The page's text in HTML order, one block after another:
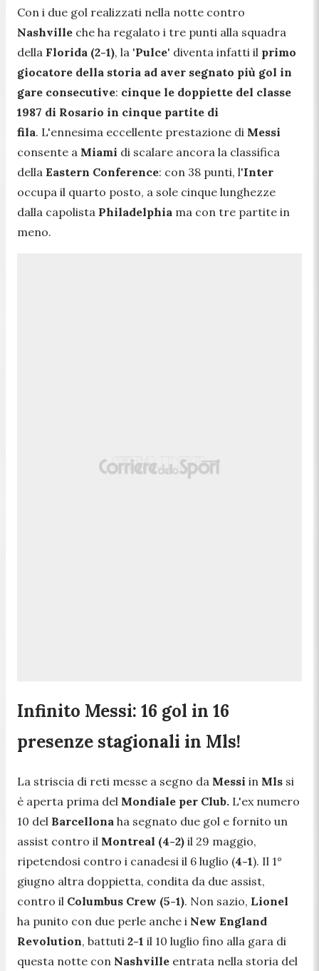
Con i due gol realizzati nella notte contro
Nashville che ha regalato i tre punti alla squadra
della Florida (2-1), la 'Pulce' diventa infatti il primo
giocatore della storia ad aver segnato più gol in
gare consecutive: cinque le doppiette del classe
1987 di Rosario in cinque partite di
fila. L'ennesima eccellente prestazione di Messi
consente a Miami di scalare ancora la classifica
della Eastern Conference: con 38 punti, l'Inter
occupa il quarto posto, a sole cinque lunghezze
dalla capolista Philadelphia ma con tre partite in
meno.
Infinito Messi: 16 gol in 16
presenze stagionali in Mls!
La striscia di reti messe a segno da Messi in Mls si
è aperta prima del Mondiale per Club. L'ex numero
10 del Barcellona ha segnato due gol e fornito un
assist contro il Montreal (4-2) il 29 maggio,
ripetendosi contro i canadesi il 6 luglio (4-1). Il 1°
giugno altra doppietta, condita da due assist,
contro il Columbus Crew (5-1). Non sazio, Lionel
ha punito con due perle anche i New England
Revolution, battuti 2-1 il 10 luglio fino alla gara di
questa notte con Nashville entrata nella storia del